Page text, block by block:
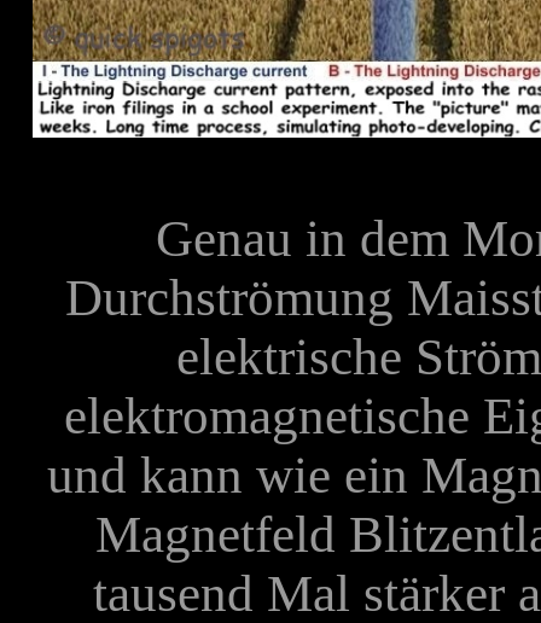
Genau in dem
Durchströmung
elektrische
elektromagnetische
und kann wie ein
Magnetfeld
tausend Mal stärker